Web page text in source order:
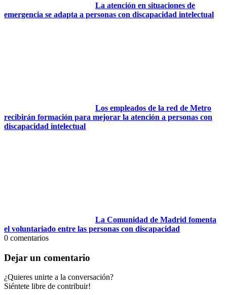
La atención en situaciones de
emergencia se adapta a personas con discapacidad intelectual
Los empleados de la red de Metro
recibirán formación para mejorar la atención a personas con
discapacidad intelectual
La Comunidad de Madrid fomenta
el voluntariado entre las personas con discapacidad
0 comentarios
Dejar un comentario
¿Quieres unirte a la conversación?
Siéntete libre de contribuir!